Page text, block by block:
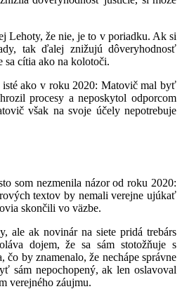
Lehoty, že nie, je to v poriadku. Ak si
tak ďalej znižujú dôveryhodnosť
sa cítia ako na kolotoči.
ako v roku 2020: Matovič mal byť
procesy a neposkytol odporcom
však na svoje účely nepotrebuje
som nezmenila názor od roku 2020:
textov by nemali verejne ujúkať
skončili vo väzbe.
ale ak novinár na siete pridá trebárs
dojem, že sa sám stotožňuje s
čo by znamenalo, že nechápe správne
sám nepochopený, ak len oslavoval
verejného záujmu.